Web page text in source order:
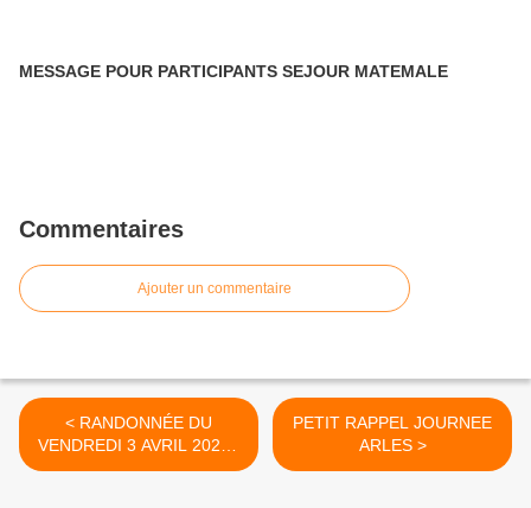
MESSAGE POUR PARTICIPANTS SEJOUR MATEMALE
Commentaires
Ajouter un commentaire
< RANDONNÉE DU
VENDREDI 3 AVRIL 2026 :
POPIAN. ANIMATEUR
PETIT RAPPEL JOURNEE
ARLES >